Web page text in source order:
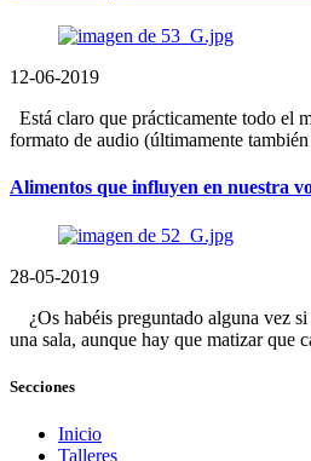
12-06-2019
Está claro que prácticamente todo el
formato de audio (últimamente
Alimentos que influyen en nuestra
28-05-2019
¿Os habéis preguntado alguna vez si
una sala, aunque hay que matizar
Secciones
Inicio
Talleres